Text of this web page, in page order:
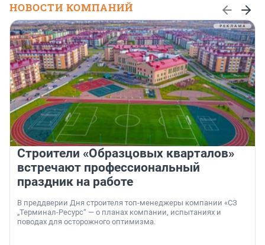
НОВОСТИ КОМПАНИЙ
Строители «Образцовых кварталов»
встречают профессиональный
праздник на работе
В преддверии Дня строителя топ-менеджеры компании «СЗ
„Терминал-Ресурс“ — о планах компании, испытаниях и
поводах для осторожного оптимизма.